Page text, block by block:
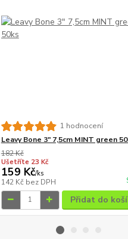
1 hodnocení
Leavy Bone 3" 7,5cm MINT green
182 Kč
Ušetříte 23 Kč
159 Kč/ks
142 Kč bez DPH
Přidat do